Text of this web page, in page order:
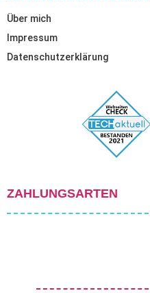
Über mich
Impressum
Datenschutzerklärung
ZAHLUNGSARTEN